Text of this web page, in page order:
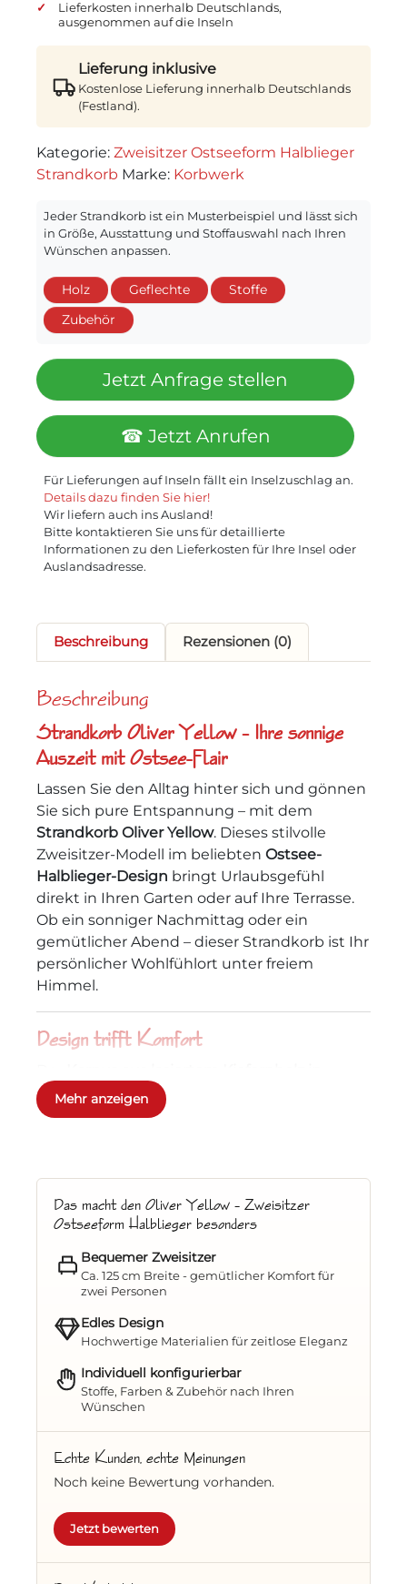
Lieferkosten innerhalb Deutschlands,
ausgenommen auf die Inseln
Lieferung inklusive
Kostenlose Lieferung innerhalb Deutschlands
(Festland).
Kategorie: Zweisitzer Ostseeform Halblieger
Strandkorb Marke: Korbwerk
Jeder Strandkorb ist ein Musterbeispiel und lässt sich
in Größe, Ausstattung und Stoffauswahl nach Ihren
Wünschen anpassen.
Holz Geflechte
Stoffe
Zubehör
Jetzt Anfrage stellen
☎ Jetzt Anrufen
Für Lieferungen auf Inseln fällt ein Inselzuschlag an.
Details dazu finden Sie hier!
Wir liefern auch ins Ausland!
Bitte kontaktieren Sie uns für detaillierte
Informationen zu den Lieferkosten für Ihre Insel oder
Auslandsadresse.
Beschreibung Rezensionen (0)
Beschreibung
Strandkorb Oliver Yellow – Ihre sonnige
Auszeit mit Ostsee-Flair
Lassen Sie den Alltag hinter sich und gönnen
Sie sich pure Entspannung – mit dem
Strandkorb Oliver Yellow. Dieses stilvolle
Zweisitzer-Modell im beliebten Ostsee-
Halblieger-Design bringt Urlaubsgefühl
direkt in Ihren Garten oder auf Ihre Terrasse.
Ob ein sonniger Nachmittag oder ein
gemütlicher Abend – dieser Strandkorb ist Ihr
persönlicher Wohlfühlort unter freiem
Himmel.
Design trifft Komfort
edlem Teakton
strahlt Wärme und
Natürlichkeit aus. Das moderne
Haubenabschluss mit klassischer Zopfleiste
unterstreicht den nordischen Stil mit einem
Hauch von Nostalgie.
Ihr perfekter Rückzugsort für zwei
zu zweit entspannen
Festpolster – pflegeleicht und bequem
Nackenkissen
Liegepositionen
links integriert
individuell anpassbar
Mehr anzeigen
Das macht den Oliver Yellow – Zweisitzer
Ostseeform Halblieger besonders
Bequemer Zweisitzer
Ca. 125 cm Breite - gemütlicher Komfort für
zwei Personen
Edles Design
Hochwertige Materialien für zeitlose Eleganz
Individuell konfigurierbar
Stoffe, Farben & Zubehör nach Ihren
Wünschen
Echte Kunden, echte Meinungen
Noch keine Bewertung vorhanden.
Jetzt bewerten